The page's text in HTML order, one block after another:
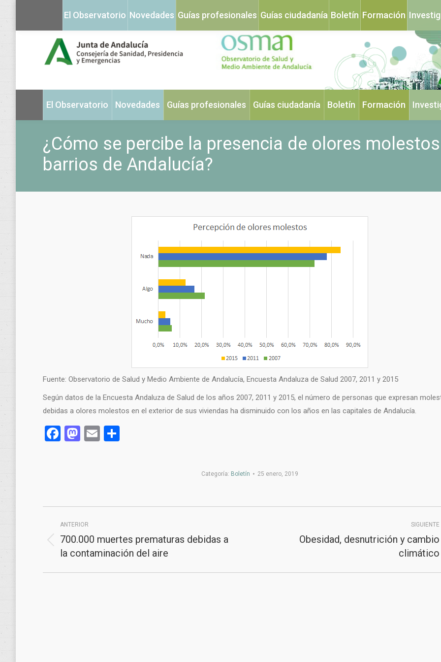
El Observatorio Novedades Guías profesionales Guías ciudadanía Boletín Formación
¿Cómo se percibe la presencia de olores
barrios de Andalucía?
Fuente: Observatorio de Salud y Medio Ambiente de Andalucía, Encuesta Andaluza de Salud 2007, 2011 y 2015
Según datos de la Encuesta Andaluza de Salud de los años 2007, 2011 y 2015, el número de personas que expresan
debidas a olores molestos en el exterior de sus viviendas ha disminuido con los años en las capitales de Andalucía.
Facebook
Mastodon
Email
Categoría: Boletín 25 enero, 2019
entre
publicaciones
ANTERIOR
Publicación
anterior:
700.000 muertes prematuras debidas a
la contaminación del aire
SIGUIENTE
PublicaciónObesidad, desnutrición y cambio
climático
El Observatorio Novedades Guías profesionales Guías ciudadanía Boletín Formación